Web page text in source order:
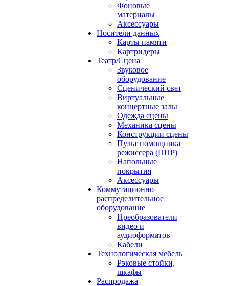
Фоновые
материалы
Аксессуары
Носители данных
Карты памяти
Картридеры
Театр/Сцена
Звуковое
оборудование
Сценический свет
Виртуальные
концертные залы
Одежда сцены
Механика сцены
Конструкции сцены
Пульт помощника
режиссера (ППР)
Напольные
покрытия
Аксессуары
Коммутационно-
распределительное
оборудование
Преобразователи
видео и
аудиоформатов
Кабели
Технологическая мебель
Рэковые стойки,
шкафы
Распродажа